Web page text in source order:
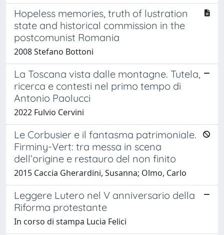
Hopeless memories, truth of lustration
state and historical commission in the
postcomunist Romania
2008 Stefano Bottoni
La Toscana vista dalle montagne. Tutela,
ricerca e contesti nel primo tempo di
Antonio Paolucci
2022 Fulvio Cervini
Le Corbusier e il fantasma patrimoniale.
Firminy-Vert: tra messa in scena
dell’origine e restauro del non finito
2015 Caccia Gherardini, Susanna; Olmo, Carlo
Leggere Lutero nel V anniversario della
Riforma protestante
In corso di stampa Lucia Felici